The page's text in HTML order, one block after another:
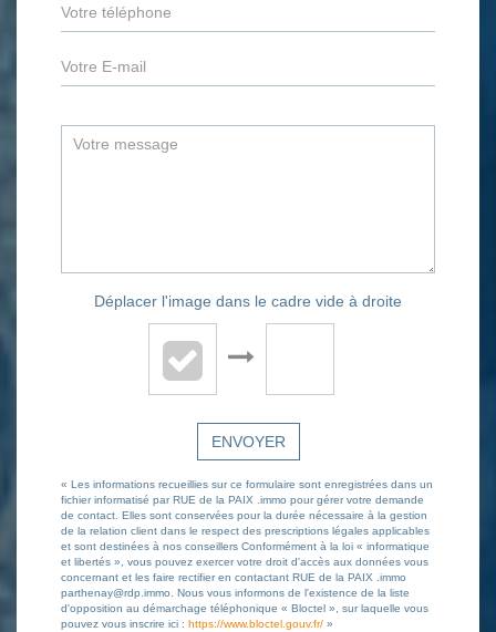
Déplacer l'image dans le cadre vide à droite
ENVOYER
« Les informations recueillies sur ce formulaire sont enregistrées dans un
fichier informatisé par RUE de la PAIX .immo pour gérer votre demande
de contact. Elles sont conservées pour la durée nécessaire à la gestion
de la relation client dans le respect des prescriptions légales applicables
et sont destinées à nos conseillers Conformément à la loi « informatique
et libertés », vous pouvez exercer votre droit d'accès aux données vous
concernant et les faire rectifier en contactant RUE de la PAIX .immo
parthenay@rdp.immo. Nous vous informons de l'existence de la liste
d'opposition au démarchage téléphonique « Bloctel », sur laquelle vous
pouvez vous inscrire ici : https://www.bloctel.gouv.fr/ »